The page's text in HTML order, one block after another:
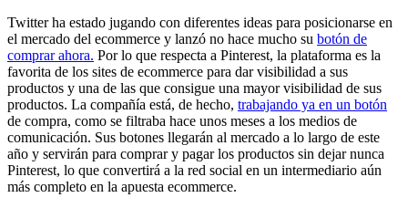
Twitter ha estado jugando con diferentes ideas para posicionarse en
el mercado del ecommerce y lanzó no hace mucho su botón de
comprar ahora. Por lo que respecta a Pinterest, la plataforma es la
favorita de los sites de ecommerce para dar visibilidad a sus
productos y una de las que consigue una mayor visibilidad de sus
productos. La compañía está, de hecho, trabajando ya en un botón
de compra, como se filtraba hace unos meses a los medios de
comunicación. Sus botones llegarán al mercado a lo largo de este
año y servirán para comprar y pagar los productos sin dejar nunca
Pinterest, lo que convertirá a la red social en un intermediario aún
más completo en la apuesta ecommerce.